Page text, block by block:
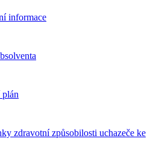
informace
zdravotní způsobilosti uchazeče ke